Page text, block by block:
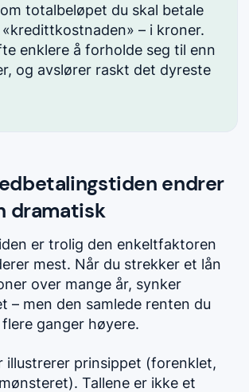
totalbeløpet du skal betale
– i kroner.
enklere å forholde seg til enn
og avslører raskt det dyreste
endrer
dramatisk
er trolig den enkeltfaktoren
mest. Når du strekker et lån
over mange år, synker
– men den samlede renten du
ganger høyere.
illustrerer prinsippet (forenklet,
Tallene er ikke et